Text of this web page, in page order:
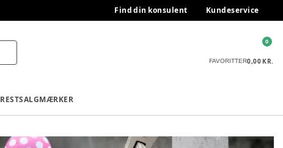
Find din konsulent Kundeservice
FAVORITTER0,00 KR.
0
RESTSALGMÆRKER